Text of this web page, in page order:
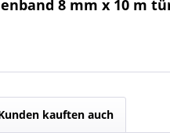
8 mm x 10 m
kauften auch